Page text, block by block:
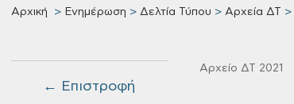
Αρχική Ενημέρωση Δελτία Τύπου Αρχεία ΔΤ
← Επιστροφή
Αρχείο ΔΤ 2021